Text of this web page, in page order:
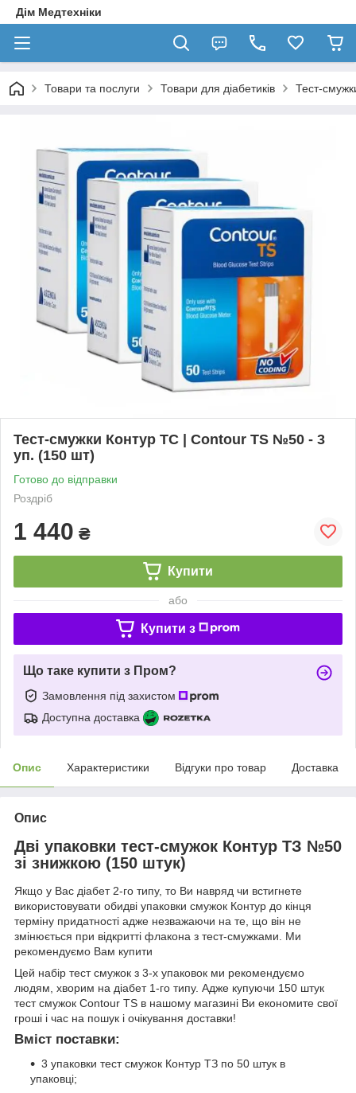
Дім Медтехніки
Товари та послуги Товари для діабетиків Тест-
Тест-смужки Контур ТС | Contour TS №50 - 3
уп. (150 шт)
Готово до відправки
Роздріб
1 440 ₴
Купити
або
Купити з
Що таке купити з Пром?
Замовлення під захистом
Доступна доставка
Опис Характеристики Відгуки про товар Доставка
Опис
Дві упаковки тест-смужок Контур ТЗ №50
зі знижкою (150 штук)
Якщо у Вас діабет 2-го типу, то Ви навряд чи встигнете
використовувати обидві упаковки смужок Контур до кінця
терміну придатності адже незважаючи на те, що він не
змінюється при відкритті флакона з тест-смужками. Ми
рекомендуємо Вам купити
Цей набір тест смужок з 3-х упаковок ми рекомендуємо
людям, хворим на діабет 1-го типу. Адже купуючи 150 штук
тест смужок Contour TS в нашому магазині Ви економите свої
гроші і час на пошук і очікування доставки!
Вміст поставки:
3 упаковки тест смужок Контур ТЗ по 50 штук в
упаковці;